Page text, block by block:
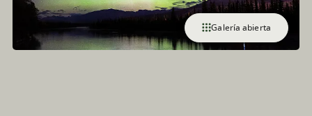
Galería abierta